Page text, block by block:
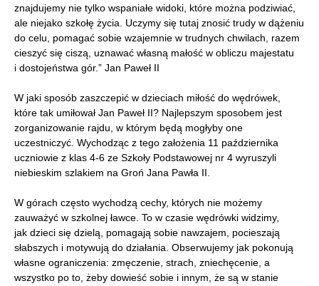
znajdujemy nie tylko wspaniałe widoki, które można podziwiać,
ale niejako szkołę życia. Uczymy się tutaj znosić trudy w dążeniu
do celu, pomagać sobie wzajemnie w trudnych chwilach, razem
cieszyć się ciszą, uznawać własną małość w obliczu majestatu
i dostojeństwa gór.” Jan Paweł II
W jaki sposób zaszczepić w dzieciach miłość do wędrówek,
które tak umiłował Jan Paweł II? Najlepszym sposobem jest
zorganizowanie rajdu, w którym będą mogłyby one
uczestniczyć. Wychodząc z tego założenia 11 października
uczniowie z klas 4-6 ze Szkoły Podstawowej nr 4 wyruszyli
niebieskim szlakiem na Groń Jana Pawła II.
W górach często wychodzą cechy, których nie możemy
zauważyć w szkolnej ławce. To w czasie wędrówki widzimy,
jak dzieci się dzielą, pomagają sobie nawzajem, pocieszają
słabszych i motywują do działania. Obserwujemy jak pokonują
własne ograniczenia: zmęczenie, strach, zniechęcenie, a
wszystko po to, żeby dowieść sobie i innym, że są w stanie